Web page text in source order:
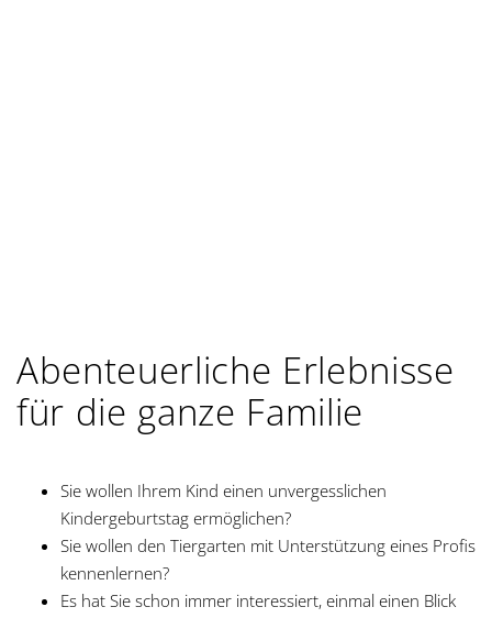
Abenteuerliche Erlebnisse
für die ganze Familie
Sie wollen Ihrem Kind einen unvergesslichen
Kindergeburtstag ermöglichen?
Sie wollen den Tiergarten mit Unterstützung eines Profis
kennenlernen?
Es hat Sie schon immer interessiert, einmal einen Blick